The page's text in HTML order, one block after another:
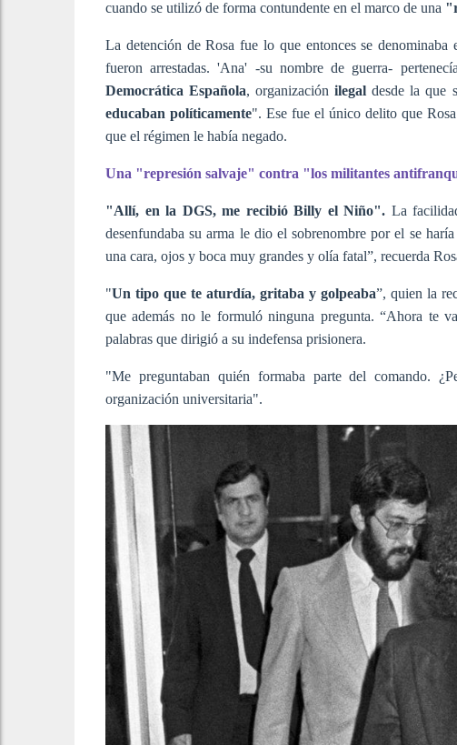
cuando se utilizó de forma contundente en el marco de una
La detención de Rosa fue lo que entonces se
fueron arrestadas. 'Ana' -su nombre de guerra-
Democrática Española, organizaciónilegaldesde la que
educaban políticamente". Ese fue el único delito que
que el régimen le había negado.
Una "represión salvaje" contra "los militantes
"Allí, en la DGS, me recibió Billy el Niño". La
desenfundaba su arma le dio el sobrenombre por el se
una cara, ojos y boca muy grandes y olía fatal”, recuerda
"Un tipo que te aturdía, gritaba y golpeaba”, quien la
que además no le formuló ninguna pregunta. “Ahora te
palabras que dirigió a su indefensa prisionera.
"Me preguntaban quién formaba parte del comando.
organización universitaria".